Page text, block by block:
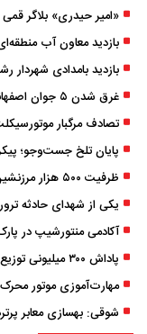
غرق شدن ۵ جوان اصفهانی در سواحل رامسر